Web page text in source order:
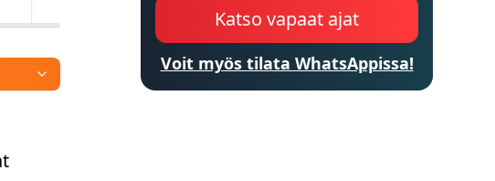
Katso vapaat ajat
Voit myös tilata WhatsAppissa!